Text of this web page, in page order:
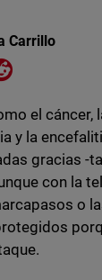
Carrillo
on X
Share on
el cáncer,
y la
gracias -
con la
o